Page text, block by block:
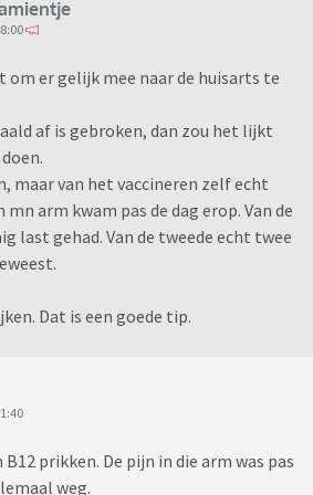
om er gelijk mee naar de huisarts te
af is gebroken, dan zou het lijkt
maar van het vaccineren zelf echt
mn arm kwam pas de dag erop. Van de
last gehad. Van de tweede echt twee
Dat is een goede tip.
prikken. De pijn in die arm was pas
weg.